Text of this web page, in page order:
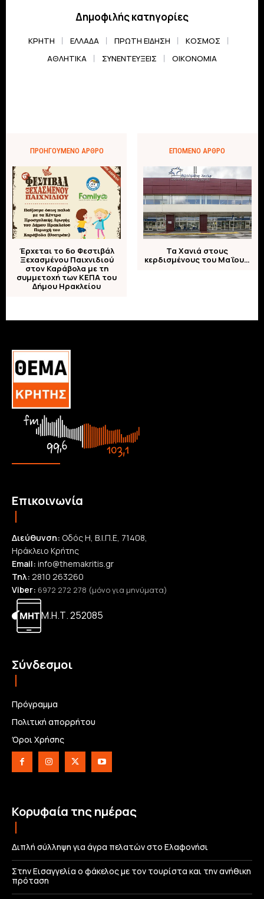
Δημοφιλής κατηγορίες
ΚΡΗΤΗ ΕΛΛΆΔΑ ΠΡΏΤΗ ΕΊΔΗΣΗ
ΚΌΣΜΟΣ
ΑΘΛΗΤΙΚΆ
ΣΥΝΕΝΤΕΎΞΕΙΣ ΟΙΚΟΝΟΜΊΑ
ΠΡΟΗΓΟΎΜΕΝΟ ΆΡΘΡΟ
Έρχεται το 6ο Φεστιβάλ
Ξεχασμένου Παιχνιδιού
στον Καράβολα με τη
συμμετοχή των ΚΕΠΑ του
Δήμου Ηρακλείου
ΕΠΌΜΕΝΟ ΆΡΘΡΟ
Τα Χανιά στους
κερδισμένους του Μαΐου…
Επικοινωνία
Διεύθυνση: Οδός Η, Β.Ι.Π.Ε, 71408,
Ηράκλειο Κρήτης
Email: info@themakritis.gr
Τηλ: 2810 263260
Viber: 6972 272 278 (μόνο για μηνύματα)
Μ.Η.Τ. 252085
Σύνδεσμοι
Πρόγραμμα
Πολιτική απορρήτου
Όροι Χρήσης
Κορυφαία της ημέρας
Διπλή σύλληψη για άγρα πελατών στο Ελαφονήσι
Στην Εισαγγελία ο φάκελος με τον τουρίστα και την ανήθικη
πρόταση